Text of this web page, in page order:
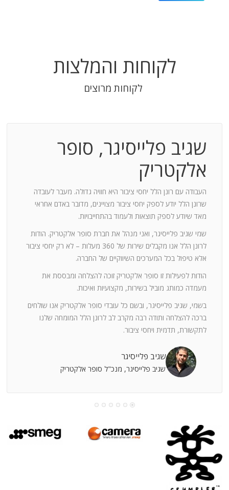
לקוחות והמלצות
לקוחות מרוצים
שגיב פלייסיגר, סופר
אלקטריק
העבודה עם רונן הלל יחסי ציבור היא חוויה גדולה. מעבר לעובדה
שרונן הלל יודע לספק יחסי ציבור מצויינים, מדובר באדם אחראי
מאד שיודע לספק תוצאות ולעמוד בהתחייבויות.
שמי שגיב פלייסיגר, ואני מנהל את חברת סופר אלקטריק. הודות
לרונן הלל אנו מקבלים שירות של 360 מעלות – לא רק יחסי ציבור
אלא טיפול בכל המערכים השיווקיים של החברה.
הודות לפעילות זו סופר אלקטריק זוכה להצלחה ומבססת את
מעמדה כמותג מוביל בשירות, מקצועיות ואיכות.
בשמי, שגיב פלייסיגר, ובשם כל עובדי סופר אלקטריק אנו שולחים
ברכה להצלחה ותודה רבה מקרב לב לרונן הלל המומחה שלנו
לתקשורת, תדמית ויחסי ציבור.
שגיב פלייסיגר
שגיב פלייסיגר, מנכ"ל סופר אלקטריק